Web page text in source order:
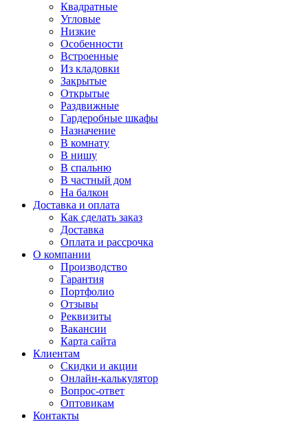
Квадратные
Угловые
Низкие
Особенности
Встроенные
Из кладовки
Закрытые
Открытые
Раздвижные
Гардеробные шкафы
Назначение
В комнату
В нишу
В спальню
В частный дом
На балкон
Доставка и оплата
Как сделать заказ
Доставка
Оплата и рассрочка
О компании
Производство
Гарантия
Портфолио
Отзывы
Реквизиты
Вакансии
Карта сайта
Клиентам
Скидки и акции
Онлайн-калькулятор
Вопрос-ответ
Оптовикам
Контакты